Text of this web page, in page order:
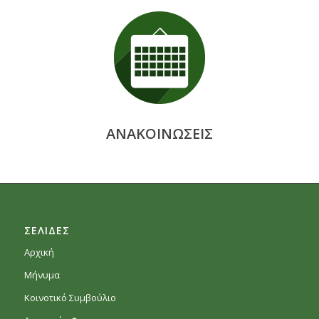
ΑΝΑΚΟΙΝΩΣΕΙΣ
ΣΕΛΙΔΕΣ
Αρχική
Μήνυμα
Κοινοτικό Συμβούλιο